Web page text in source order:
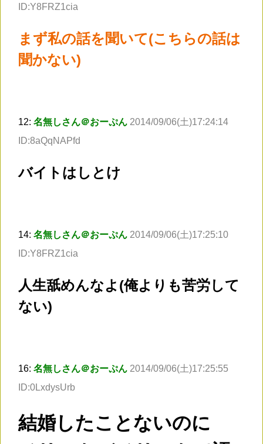
ID:Y8FRZ1cia
まず私の話を聞いて(こちらの話は
聞かない)
12: 名無しさん＠おーぷん 2014/09/06(土)17:24:14
ID:8aQqNAPfd
バイトはしとけ
14: 名無しさん＠おーぷん 2014/09/06(土)17:25:10
ID:Y8FRZ1cia
人生舐めんなよ(俺よりも苦労して
ない)
16: 名無しさん＠おーぷん 2014/09/06(土)17:25:55
ID:0LxdysUrb
結婚したことないのに